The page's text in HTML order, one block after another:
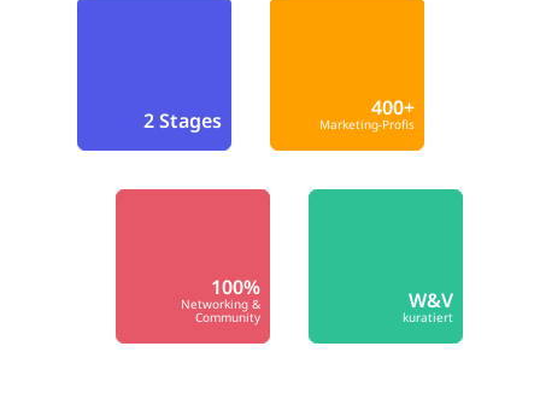
2 Stages 400+
Marketing-Profis
100%
Networking &
Community
W&V
kuratiert